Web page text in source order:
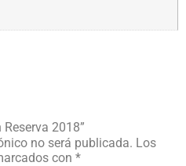
2018”
no será publicada. Los
con *